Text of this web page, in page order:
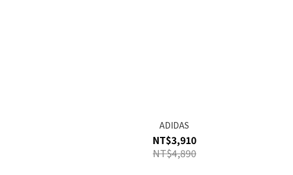
ADIDAS
NT$3,910
NT$4,890